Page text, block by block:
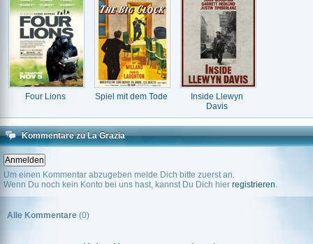
Four Lions Spiel mit dem Tode
Inside Llewyn
Davis
Kommentare zu La Grazia
Um einen Kommentar abzugeben melde Dich bitte zuerst an.
Wenn Du noch kein Konto bei uns hast, kannst Du Dich hier registrieren.
Alle Kommentare (0)